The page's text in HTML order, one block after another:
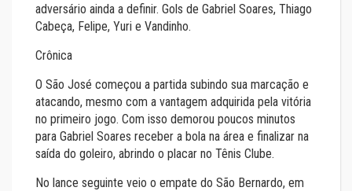
adversário ainda a definir. Gols de Gabriel Soares, Thiago
Cabeça, Felipe, Yuri e Vandinho.
Crônica
O São José começou a partida subindo sua marcação e
atacando, mesmo com a vantagem adquirida pela vitória
no primeiro jogo. Com isso demorou poucos minutos
para Gabriel Soares receber a bola na área e finalizar na
saída do goleiro, abrindo o placar no Tênis Clube.
No lance seguinte veio o empate do São Bernardo, em